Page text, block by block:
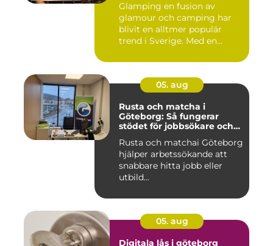
Glamping en fusion av
glamour och camping har
blivit en alltmer populär
trend i Sverige. Med en...
05. aug
Rusta och matcha i
Göteborg: Så fungerar
stödet för jobbsökare och
Rusta och matchai Göteborg
hjälper arbetssökande att
snabbare hitta jobb eller
utbild...
05. aug
Digitala lås i göteborg